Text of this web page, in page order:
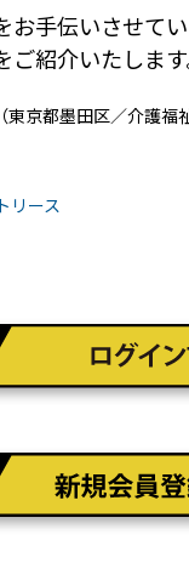
手伝いさせて
ご紹介いたします
東京都墨田区／介護
リース